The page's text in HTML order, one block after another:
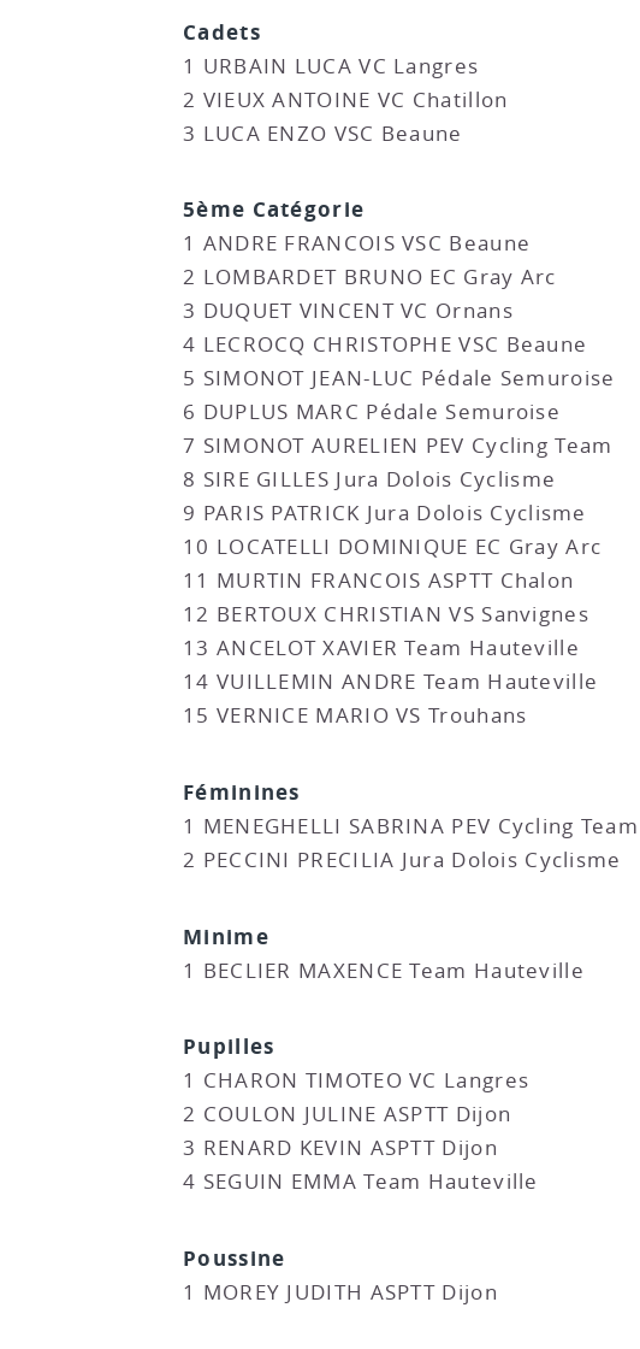
Cadets
1 URBAIN LUCA VC Langres
2 VIEUX ANTOINE VC Chatillon
3 LUCA ENZO VSC Beaune
5ème Catégorie
1 ANDRE FRANCOIS VSC Beaune
2 LOMBARDET BRUNO EC Gray Arc
3 DUQUET VINCENT VC Ornans
4 LECROCQ CHRISTOPHE VSC Beaune
5 SIMONOT JEAN-LUC Pédale Semuroise
6 DUPLUS MARC Pédale Semuroise
7 SIMONOT AURELIEN PEV Cycling Team
8 SIRE GILLES Jura Dolois Cyclisme
9 PARIS PATRICK Jura Dolois Cyclisme
10 LOCATELLI DOMINIQUE EC Gray Arc
11 MURTIN FRANCOIS ASPTT Chalon
12 BERTOUX CHRISTIAN VS Sanvignes
13 ANCELOT XAVIER Team Hauteville
14 VUILLEMIN ANDRE Team Hauteville
15 VERNICE MARIO VS Trouhans
Féminines
1 MENEGHELLI SABRINA PEV Cycling Team
2 PECCINI PRECILIA Jura Dolois Cyclisme
Minime
1 BECLIER MAXENCE Team Hauteville
Pupilles
1 CHARON TIMOTEO VC Langres
2 COULON JULINE ASPTT Dijon
3 RENARD KEVIN ASPTT Dijon
4 SEGUIN EMMA Team Hauteville
Poussine
1 MOREY JUDITH ASPTT Dijon